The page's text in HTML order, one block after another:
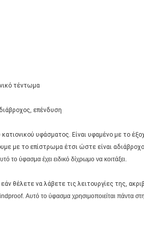
τέντωμα
επένδυση
κατιονικού υφάσματος. Είναι υφαμένο με το
με το επίστρωμα έτσι ώστε είναι
το ύφασμα έχει ειδικό δίχρωμο να κοιτάξει.
θέλετε να λάβετε τις λειτουργίες της,
Αυτό το ύφασμα χρησιμοποιείται πάντα